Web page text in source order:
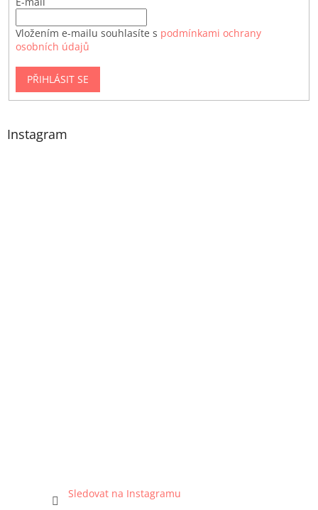
Vložením e-mailu souhlasíte s podmínkami ochrany
osobních údajů
PŘIHLÁSIT SE
Instagram
Sledovat na Instagramu